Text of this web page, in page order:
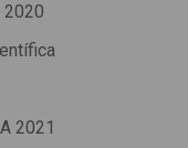
2020
2021